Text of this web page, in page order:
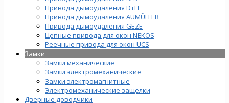
Привода дымоудаления D+H
Привода дымоудаления AUMÜLLER
Привода дымоудаления GEZE
Цепные привода для окон NEKOS
Реечные привода для окон UСS
Замки
Замки механические
Замки электромеханические
Замки электромагнитные
Электромеханические защелки
Дверные доводчики